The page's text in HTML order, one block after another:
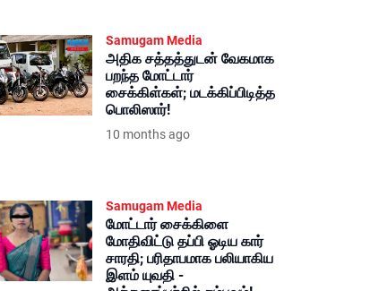
Samugam Media
அதிக சத்தத்துடன் வேகமாக
பறந்த மோட்டார்
சைக்கிள்கள்; மடக்கிப்பிடித்த
பொலிஸார்!
10 months ago
Samugam Media
மோட்டார் சைக்கிளை
மோதிவிட்டு தப்பி ஓடிய கார்
சாரதி; பரிதாபமாக பலியாகிய
இளம் யுவதி -